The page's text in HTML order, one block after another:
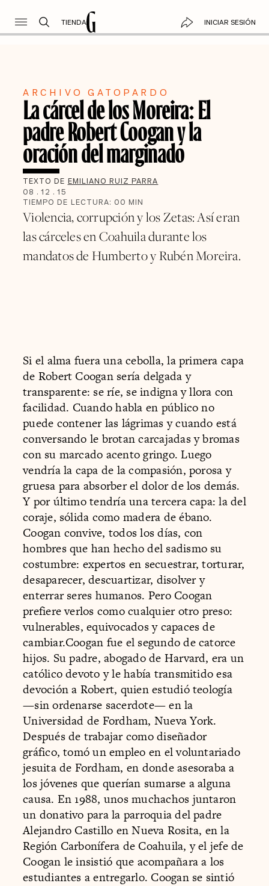
TIENDA INICIAR SESIÓN
ARCHIVO GATOPARDO
La cárcel de los Moreira: El
padre Robert Coogan y la
oración del marginado
TEXTO DE EMILIANO RUIZ PARRA
08 . 12 . 15
TIEMPO DE LECTURA: 00 MIN
Violencia, corrupción y los Zetas: Así eran
las cárceles en Coahuila durante los
mandatos de Humberto y Rubén Moreira.
Si el alma fuera una cebolla, la primera capa
de Robert Coogan sería delgada y
transparente: se ríe, se indigna y llora con
facilidad. Cuando habla en público no
puede contener las lágrimas y cuando está
conversando le brotan carcajadas y bromas
con su marcado acento gringo. Luego
vendría la capa de la compasión, porosa y
gruesa para absorber el dolor de los demás.
Y por último tendría una tercera capa: la del
coraje, sólida como madera de ébano.
Coogan convive, todos los días, con
hombres que han hecho del sadismo su
costumbre: expertos en secuestrar, torturar,
desaparecer, descuartizar, disolver y
enterrar seres humanos. Pero Coogan
prefiere verlos como cualquier otro preso:
vulnerables, equivocados y capaces de
cambiar.Coogan fue el segundo de catorce
hijos. Su padre, abogado de Harvard, era un
católico devoto y le había transmitido esa
devoción a Robert, quien estudió teología
—sin ordenarse sacerdote— en la
Universidad de Fordham, Nueva York.
Después de trabajar como diseñador
gráfico, tomó un empleo en el voluntariado
jesuita de Fordham, en donde asesoraba a
los jóvenes que querían sumarse a alguna
causa. En 1988, unos muchachos juntaron
un donativo para la parroquia del padre
Alejandro Castillo en Nueva Rosita, en la
Región Carbonífera de Coahuila, y el jefe de
Coogan le insistió que acompañara a los
estudiantes a entregarlo. Coogan se sintió